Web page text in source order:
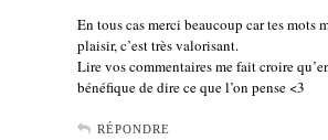
En tous cas merci beaucoup car tes mots
plaisir, c’est très valorisant.
Lire vos commentaires me fait croire
bénéfique de dire ce que l’on pense <3
RÉPONDRE